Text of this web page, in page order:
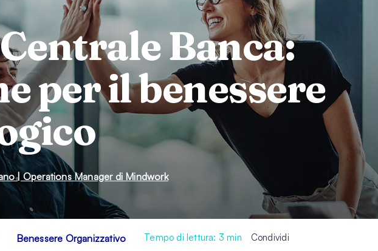
Banca:
per il benessere
| Operations Manager di Mindwork
Benessere Organizzativo Tempo di lettura: 3 min Condividi